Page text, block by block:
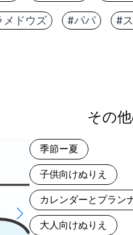
メドウズ #パパ #
その
季節ー夏
子供向けぬりえ
カレンダーとプラン
大人向けぬりえ